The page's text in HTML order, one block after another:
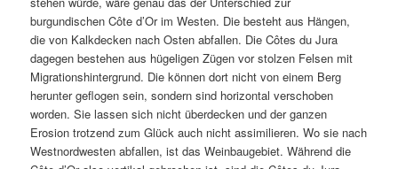
burgundischen Côte d’Or im Westen. Die besteht aus Hängen,
die von Kalkdecken nach Osten abfallen. Die Côtes du Jura
dagegen bestehen aus hügeligen Zügen vor stolzen Felsen mit
Migrationshintergrund. Die können dort nicht von einem Berg
herunter geflogen sein, sondern sind horizontal verschoben
worden. Sie lassen sich nicht überdecken und der ganzen
Erosion trotzend zum Glück auch nicht assimilieren. Wo sie nach
Westnordwesten abfallen, ist das Weinbaugebiet. Während die